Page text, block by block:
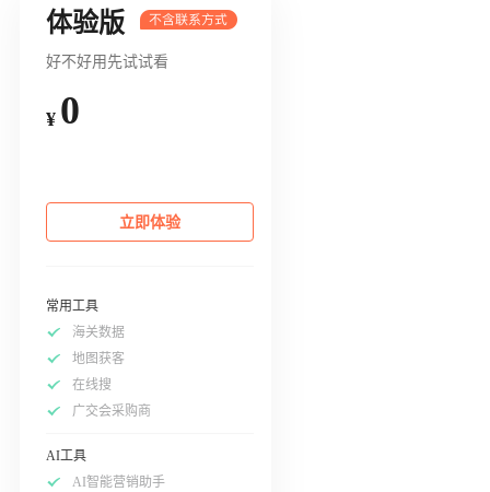
体验版
好不好用先试试看
¥ 0
立即体验
常用工具
海关数据
地图获客
在线搜
广交会采购商
AI工具
AI智能营销助手